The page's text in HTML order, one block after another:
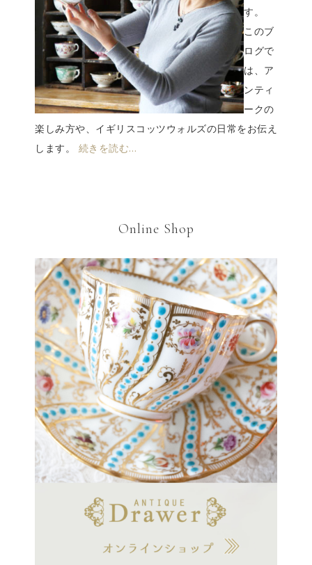
す。
このブ
ログで
は、ア
ンティ
ークの
楽しみ方や、イギリスコッツウォルズの日常をお伝え
します。 続きを読む…
Online Shop